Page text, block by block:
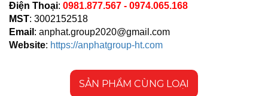
Điện Thoại: 0981.877.567 - 0974.065.168
MST: 3002152518
Email : anphat.group2020@gmail.com
Website: https://anphatgroup-ht.com
SẢN PHẨM CÙNG LOẠI